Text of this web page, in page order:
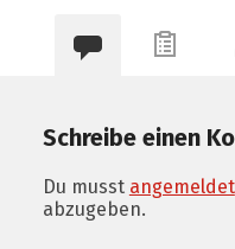
Schreibe einen
Du musst angemeldet
abzugeben.